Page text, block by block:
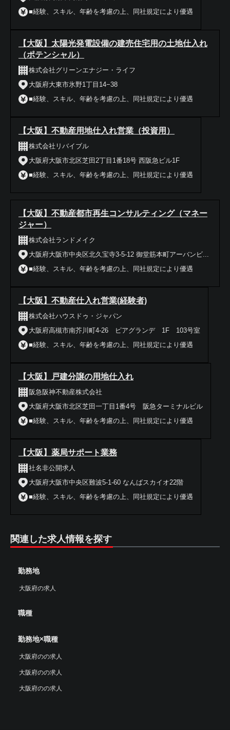
■経験、スキル、年齢を考慮の上、同社規定により優遇
【大阪】太陽光発電設備の建売住宅用の土地仕入れ
（ポテンシャル）
株式会社グリーンエナジー・ライフ
大阪府大東市氷野1丁目14−38
■経験、スキル、年齢を考慮の上、同社規定により優遇
【大阪】不動産用地仕入れ営業（投資用）
株式会社リバイブル
大阪府大阪市北区芝田2丁目1番18号 西阪急ビル1F
■経験、スキル、年齢を考慮の上、同社規定により優遇
【大阪】不動産都市再生コンサルティング（マネー
ジャー）
株式会社ランドメイク
大阪府大阪市中央区北久宝寺3-5-12 御堂筋本町アーバンビ...
■経験、スキル、年齢を考慮の上、同社規定により優遇
【大阪】不動産仕入れ営業(経験者)
株式会社ハウスドゥ・ジャパン
大阪府高槻市南芥川町4-26 ピアグランデ 1F 103号室
■経験、スキル、年齢を考慮の上、同社規定により優遇
【大阪】戸建分譲の用地仕入れ
阪急阪神不動産株式会社
大阪府大阪市北区芝田一丁目1番4号 阪急ターミナルビル
■経験、スキル、年齢を考慮の上、同社規定により優遇
【大阪】薬局サポート業務
社名非公開求人
大阪府大阪市中央区難波5-1-60 なんばスカイオ22階
■経験、スキル、年齢を考慮の上、同社規定により優遇
関連した求人情報を探す
勤務地
大阪府の求人
職種
勤務地×職種
大阪府のの求人
大阪府のの求人
大阪府のの求人